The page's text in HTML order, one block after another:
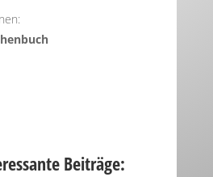
Beiträge: